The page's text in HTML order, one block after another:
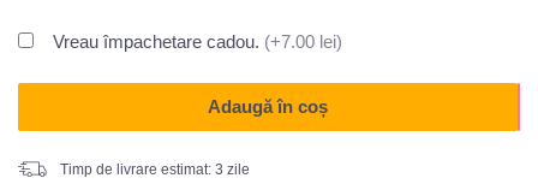
Vreau împachetare cadou. (+7.00 lei)
Adaugă în coș
Timp de livrare estimat: 3 zile